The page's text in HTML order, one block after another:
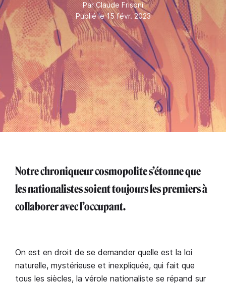
ParClaude Frisoni
Publié le 15 févr. 2023
Notre chroniqueur cosmopolite s’étonne que
les nationalistes soient toujours les premiers à
collaborer avec l’occupant.
On est en droit de se demander quelle est la loi
naturelle, mystérieuse et inexpliquée, qui fait que
tous les siècles, la vérole nationaliste se répand sur